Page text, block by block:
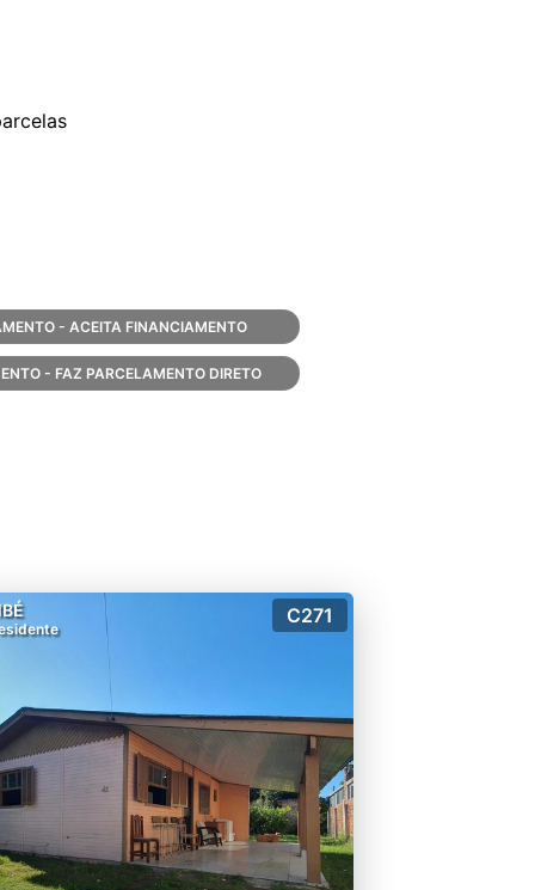
- ACEITA FINANCIAMENTO
- FAZ PARCELAMENTO DIRETO
C271